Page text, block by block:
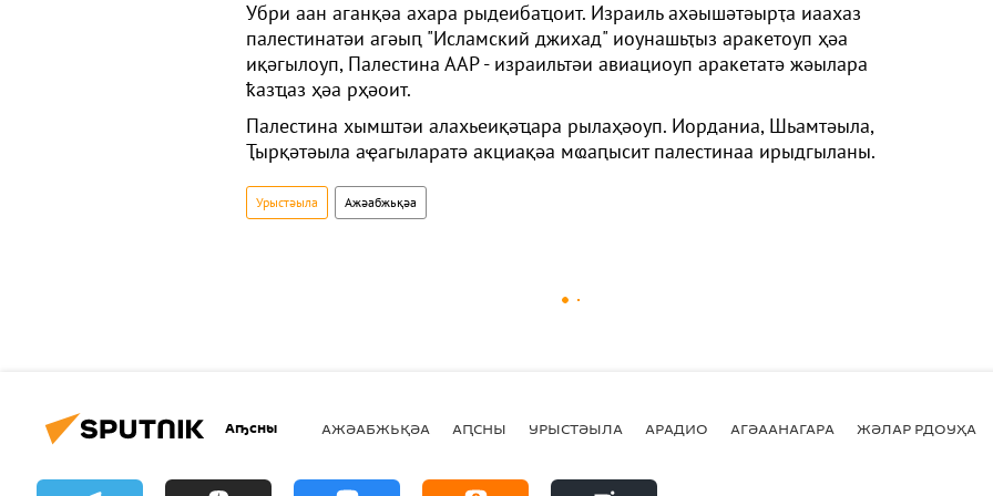
Убри аан аганқәа ахара рыдеибаҵоит. Израиль ахәышәтәырҭа иаахаз
палестинатәи агәыԥ "Исламский джихад" иоунашьҭыз аракетоуп ҳәа
иқәгылоуп, Палестина ААР - израильтәи авиациоуп аракетатә жәылара
ҟазҵаз ҳәа рҳәоит.
Палестина хымштәи алахьеиқәҵара рылаҳәоуп. Иорданиа, Шьамтәыла,
Ҭырқәтәыла аҿагыларатә акциақәа мҩаԥысит палестинаа ирыдгыланы.
Урыстәыла Ажәабжьқәа
Аҧсны АЖӘАБЖЬҚӘА АԤСНЫ УРЫСТӘЫЛА АРАДИО АГӘААНАГАРА ЖӘЛАР РДОУҲА